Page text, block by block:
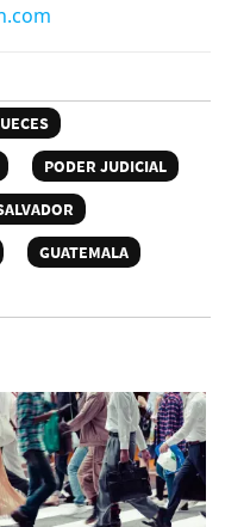
PODER JUDICIAL
GUATEMALA